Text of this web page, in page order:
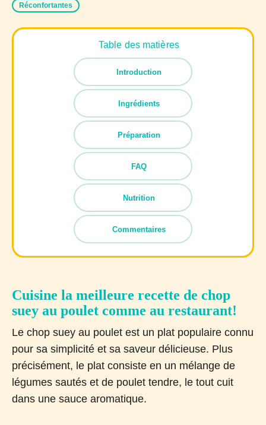
Réconfortantes
Table des matières
Introduction
Ingrédients
Préparation
FAQ
Nutrition
Commentaires
Cuisine la meilleure recette de chop
suey au poulet comme au restaurant!
Le chop suey au poulet est un plat populaire connu
pour sa simplicité et sa saveur délicieuse. Plus
précisément, le plat consiste en un mélange de
légumes sautés et de poulet tendre, le tout cuit
dans une sauce aromatique.